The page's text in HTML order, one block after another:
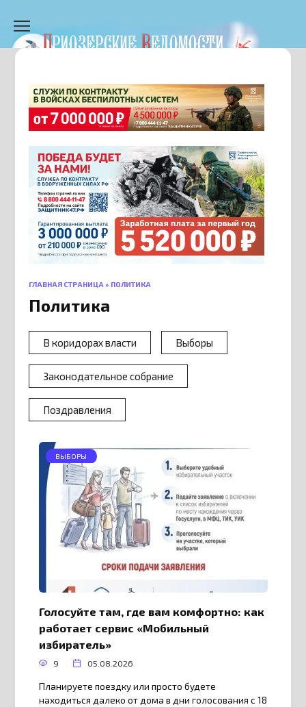
содержанию
ГЛАВНАЯ СТРАНИЦА » ПОЛИТИКА
Политика
В коридорах власти Выборы
Законодательное собрание
Поздравления
ВЫБОРЫ
Голосуйте там, где вам комфортно: как
работает сервис «Мобильный
избиратель»
9 05.08.2026
Планируете поездку или просто будете
находиться далеко от дома в дни голосования с 18